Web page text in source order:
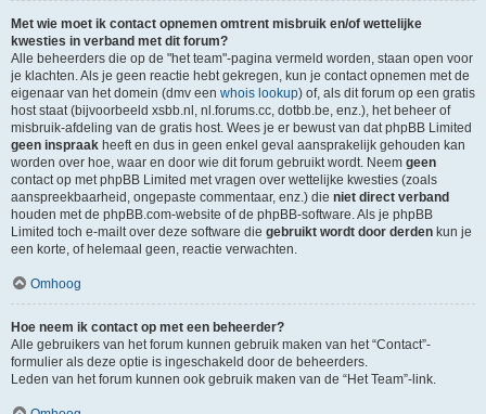
Met wie moet ik contact opnemen omtrent misbruik en/of wettelijke
kwesties in verband met dit forum?
Alle beheerders die op de "het team"-pagina vermeld worden, staan open voor
je klachten. Als je geen reactie hebt gekregen, kun je contact opnemen met de
eigenaar van het domein (dmv een whois lookup) of, als dit forum op een gratis
host staat (bijvoorbeeld xsbb.nl, nl.forums.cc, dotbb.be, enz.), het beheer of
misbruik-afdeling van de gratis host. Wees je er bewust van dat phpBB Limited
geen inspraak heeft en dus in geen enkel geval aansprakelijk gehouden kan
worden over hoe, waar en door wie dit forum gebruikt wordt. Neem geen
contact op met phpBB Limited met vragen over wettelijke kwesties (zoals
aanspreekbaarheid, ongepaste commentaar, enz.) die niet direct verband
houden met de phpBB.com-website of de phpBB-software. Als je phpBB
Limited toch e-mailt over deze software die gebruikt wordt door derden kun je
een korte, of helemaal geen, reactie verwachten.
Omhoog
Hoe neem ik contact op met een beheerder?
Alle gebruikers van het forum kunnen gebruik maken van het “Contact”-
formulier als deze optie is ingeschakeld door de beheerders.
Leden van het forum kunnen ook gebruik maken van de “Het Team”-link.